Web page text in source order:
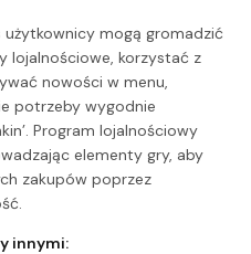
użytkownicy mogą gromadzić
lojalnościowe, korzystać z
nowości w menu,
potrzeby wygodnie
Program lojalnościowy
elementy gry, aby
zakupów poprzez
innymi: